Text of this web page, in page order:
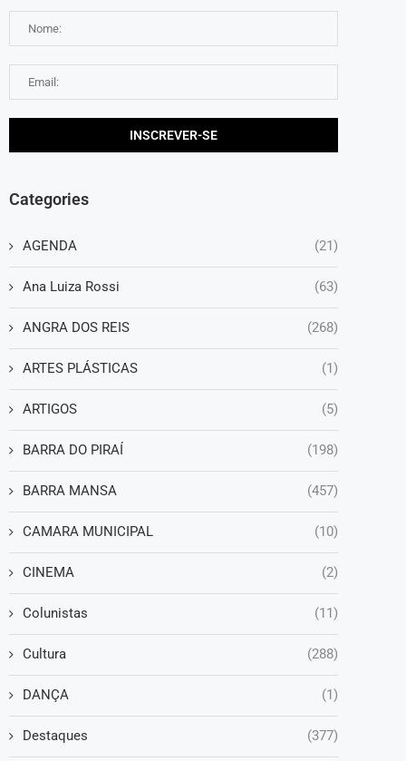
Categories
AGENDA (21)
Ana Luiza Rossi (63)
ANGRA DOS REIS (268)
ARTES PLÁSTICAS (1)
ARTIGOS (5)
BARRA DO PIRAÍ (198)
BARRA MANSA (457)
CAMARA MUNICIPAL (10)
CINEMA (2)
Colunistas (11)
Cultura (288)
DANÇA (1)
Destaques (377)